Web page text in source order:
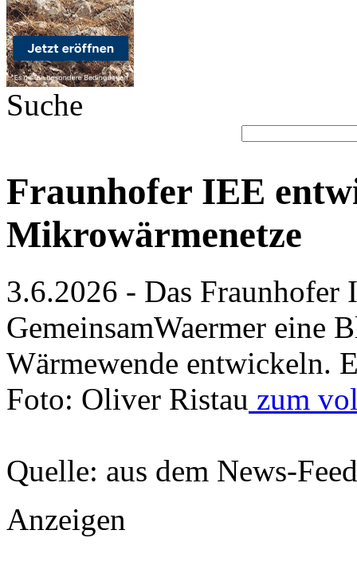
Suche
Fraunhofer IEE
Mikrowärmenetze
3.6.2026 - Das
GemeinsamWaermer eine
Wärmewende entwickeln.
Foto: Oliver Ristau zum
Quelle: aus dem News-
Anzeigen